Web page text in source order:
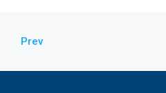
Prev